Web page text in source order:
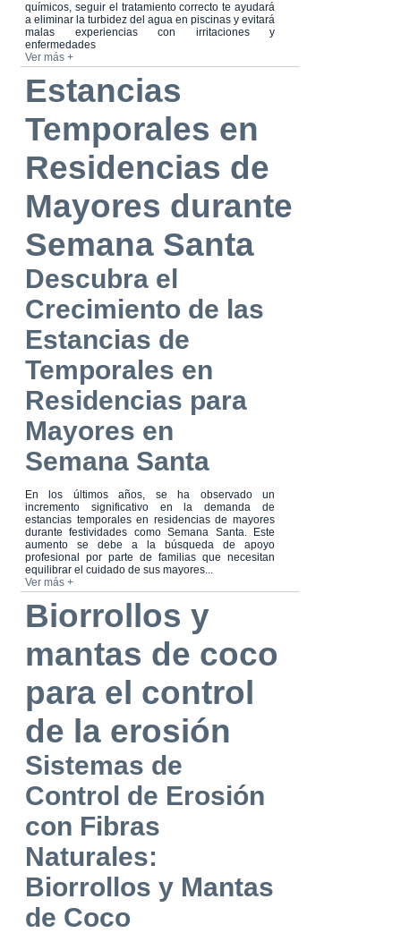
químicos, seguir el tratamiento correcto te ayudará
a eliminar la turbidez del agua en piscinas y evitará
malas experiencias con irritaciones y
enfermedades
Ver más +
Estancias
Temporales en
Residencias de
Mayores durante
Semana Santa
Descubra el
Crecimiento de las
Estancias de
Temporales en
Residencias para
Mayores en
Semana Santa
En los últimos años, se ha observado un
incremento significativo en la demanda de
estancias temporales en residencias de mayores
durante festividades como Semana Santa. Este
aumento se debe a la búsqueda de apoyo
profesional por parte de familias que necesitan
equilibrar el cuidado de sus mayores...
Ver más +
Biorrollos y
mantas de coco
para el control
de la erosión
Sistemas de
Control de Erosión
con Fibras
Naturales:
Biorrollos y Mantas
de Coco